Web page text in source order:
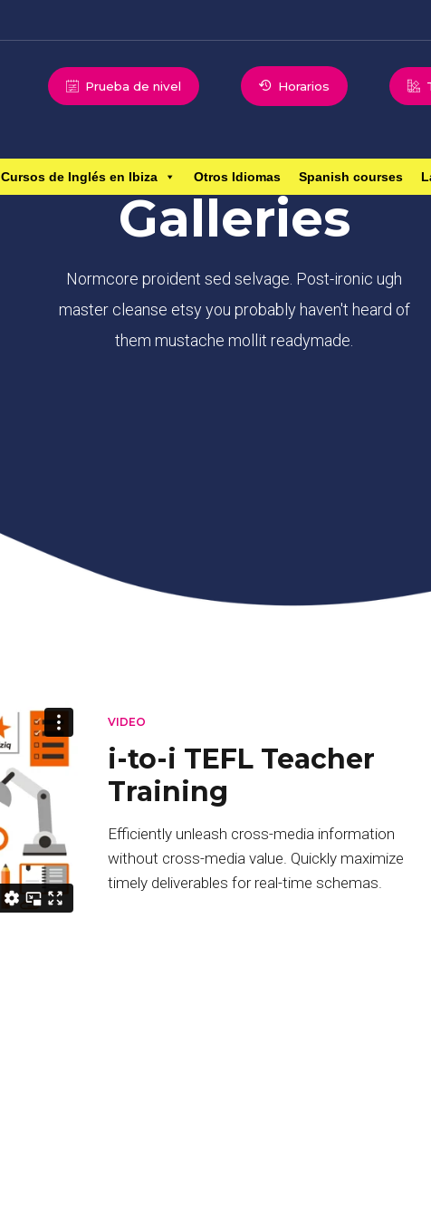
Prueba de nivel Horarios
Cursos de Inglés en Ibiza Otros Idiomas Spanish courses
TABULA EVENTS
Galleries
Normcore proident sed selvage. Post-ironic ugh
master cleanse etsy you probably haven't heard of
them mustache mollit readymade.
VIDEO
i-to-i TEFL Teacher
Training
Efficiently unleash cross-media information
without cross-media value. Quickly maximize
timely deliverables for real-time schemas.